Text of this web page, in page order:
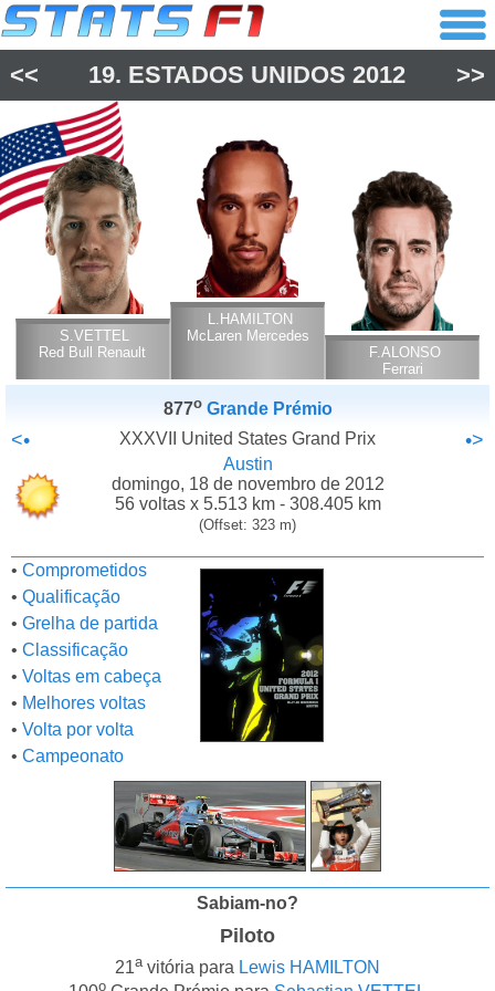
<< 19. ESTADOS UNIDOS 2012 >>
S.VETTEL
Red Bull Renault
L.HAMILTON
McLaren Mercedes
F.ALONSO
Ferrari
877o Grande Prémio
<• XXXVII United States Grand Prix •>
Austin
domingo, 18 de novembro de 2012
56 voltas x 5.513 km - 308.405 km
(Offset: 323 m)
• Comprometidos
• Qualificação
• Grelha de partida
• Classificação
• Voltas em cabeça
• Melhores voltas
• Volta por volta
• Campeonato
Sabiam-no?
Piloto
21avitória para Lewis HAMILTON
o